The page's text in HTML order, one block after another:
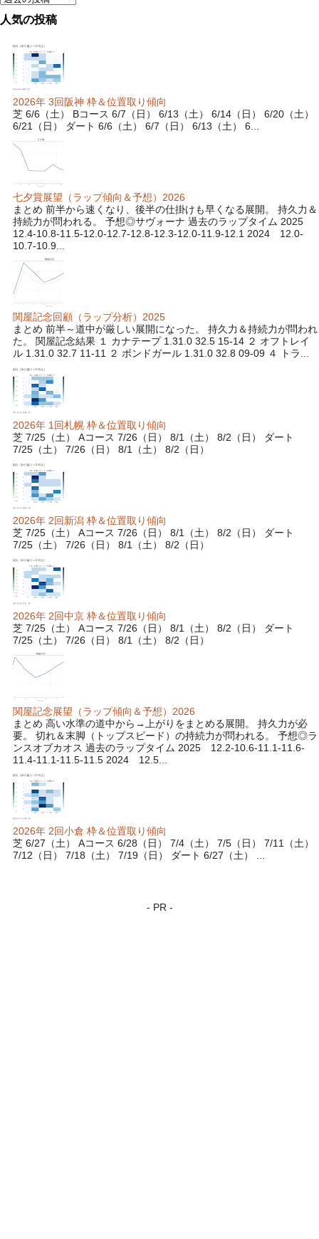
人気の投稿
2026年 3回阪神 枠＆位置取り傾向
芝 6/6（土） Bコース 6/7（日） 6/13（土） 6/14（日） 6/20（土）
6/21（日） ダート 6/6（土） 6/7（日） 6/13（土） 6...
七夕賞展望（ラップ傾向＆予想）2026
まとめ 前半から速くなり、後半の仕掛けも早くなる展開。 持久力＆
持続力が問われる。 予想◎サヴォーナ 過去のラップタイム 2025
12.4-10.8-11.5-12.0-12.7-12.8-12.3-12.0-11.9-12.1 2024 12.0-
10.7-10.9...
関屋記念回顧（ラップ分析）2025
まとめ 前半～道中が厳しい展開になった。 持久力＆持続力が問われ
た。 関屋記念結果 １ カナテープ 1.31.0 32.5 15-14 ２ オフトレイ
ル 1.31.0 32.7 11-11 ２ ボンドガール 1.31.0 32.8 09-09 ４ トラ...
2026年 1回札幌 枠＆位置取り傾向
芝 7/25（土） Aコース 7/26（日） 8/1（土） 8/2（日） ダート
7/25（土） 7/26（日） 8/1（土） 8/2（日）
2026年 2回新潟 枠＆位置取り傾向
芝 7/25（土） Aコース 7/26（日） 8/1（土） 8/2（日） ダート
7/25（土） 7/26（日） 8/1（土） 8/2（日）
2026年 2回中京 枠＆位置取り傾向
芝 7/25（土） Aコース 7/26（日） 8/1（土） 8/2（日） ダート
7/25（土） 7/26（日） 8/1（土） 8/2（日）
関屋記念展望（ラップ傾向＆予想）2026
まとめ 高い水準の道中から→上がりをまとめる展開。 持久力が必
要。 切れ＆末脚（トップスピード）の持続力が問われる。 予想◎ラ
ンスオブカオス 過去のラップタイム 2025 12.2-10.6-11.1-11.6-
11.4-11.1-11.5-11.5 2024 12.5...
2026年 2回小倉 枠＆位置取り傾向
芝 6/27（土） Aコース 6/28（日） 7/4（土） 7/5（日） 7/11（土）
7/12（日） 7/18（土） 7/19（日） ダート 6/27（土） ...
- PR -